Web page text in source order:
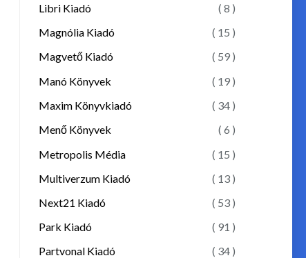
Libri Kiadó
( 8 )
Magnólia Kiadó
( 15 )
Magvető Kiadó
( 59 )
Manó Könyvek
( 19 )
Maxim Könyvkiadó
( 34 )
Menő Könyvek
( 6 )
Metropolis Média
( 15 )
Multiverzum Kiadó
( 13 )
Next21 Kiadó
( 53 )
Park Kiadó
( 91 )
Partvonal Kiadó
( 34 )